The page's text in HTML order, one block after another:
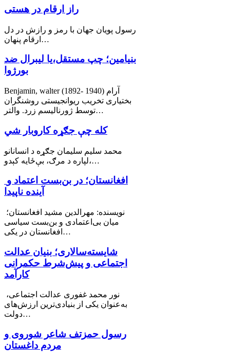
راز ارقام در هستی
رسول پویان جهان با رمز و رازش در دل
ارقام پنهان…
بنیامین؛ چپ مستقل،یا لیبرال ضد
بورژوا
Benjamin, walter (1892- 1940) آرام
بختیاری تخریب ریوانجیستی روشنگران
توسط ژورنالیسم زرد. والتر…
کله چې جګړه کاروبار شي
محمد سليم سليمان جګړه د انسانانو
لپاره د مرګ، بې‌ځایه کېدو،…
آینده ناپیدا
میان بی‌اعتمادی و بن‌بست سیاسی
افغانستان در یکی…
شایسته‌سالاری؛ بنیان عدالت
اجتماعی و پیش‌شرط حکمرانی
کارآمد
به‌عنوان یکی از بنیادی‌ترین ارزش‌های
دولت…
رسول حمزتف شاعر شوروی و
مردم داغستان